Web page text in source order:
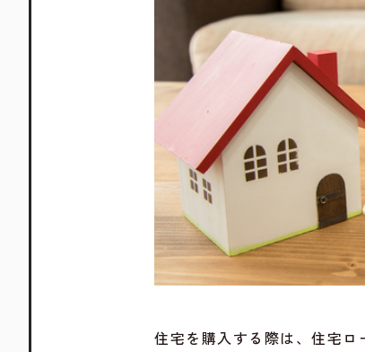
住宅を購入する際は、住宅